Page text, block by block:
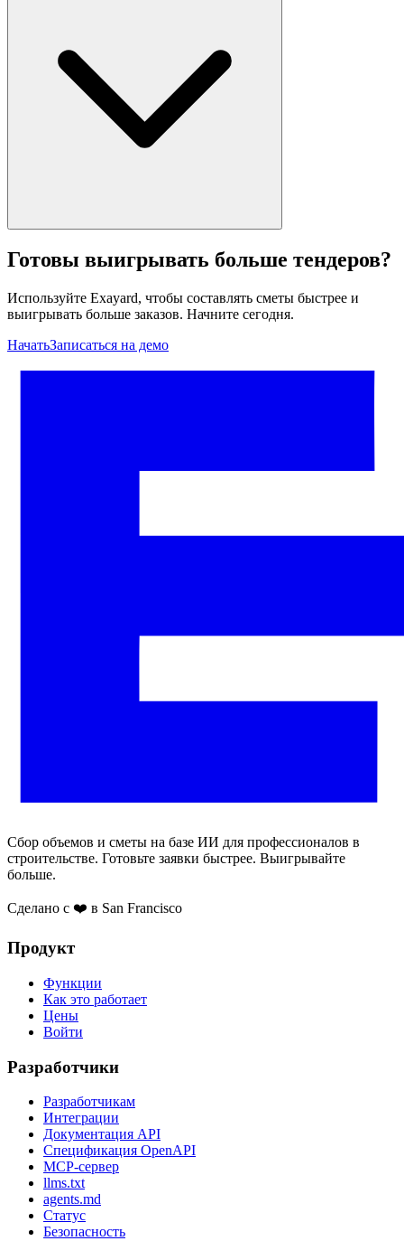
Готовы выигрывать больше тендеров?
Используйте Exayard, чтобы составлять сметы быстрее и
выигрывать больше заказов. Начните сегодня.
НачатьЗаписаться на демо
Сбор объемов и сметы на базе ИИ для профессионалов в
строительстве. Готовьте заявки быстрее. Выигрывайте
больше.
Сделано с ❤️ в San Francisco
Продукт
Функции
Как это работает
Цены
Войти
Разработчики
Разработчикам
Интеграции
Документация API
Спецификация OpenAPI
MCP-сервер
llms.txt
agents.md
Статус
Безопасность